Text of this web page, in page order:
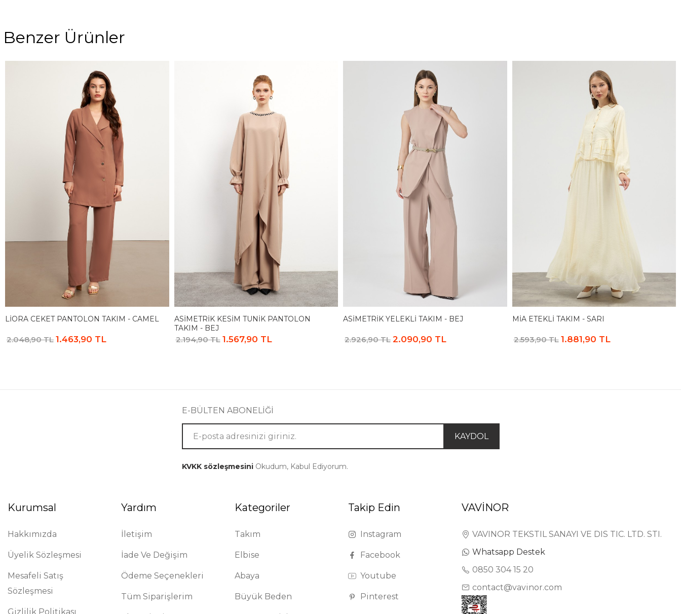
Benzer Ürünler
LIORA CEKET PANTOLON TAKIM - CAMEL
2.048,90 TL 1.463,90 TL
ASIMETRIK KESIM TUNIK PANTOLON
TAKIM - BEJ
2.194,90 TL 1.567,90 TL
ASIMETRIK YELEKLI TAKIM - BEJ
2.926,90 TL 2.090,90 TL
MIA ETEKLI TAKIM - SARI
2.593,90 TL 1.881,90 TL
E-BÜLTEN ABONELİĞİ
KAYDOL
KVKK sözleşmesiniOkudum, Kabul Ediyorum.
Kurumsal
Hakkımızda
Üyelik Sözleşmesi
Mesafeli Satış
Sözleşmesi
Gizlilik Politikası
Yardım
İletişim
İade Ve Değişim
Ödeme Seçenekleri
Tüm Siparişlerim
Kategoriler
Takım
Elbise
Abaya
Büyük Beden
Takip Edin
Instagram
Facebook
Youtube
Pinterest
VAVİNOR
VAVINOR TEKSTIL SANAYI VE DIS TIC. LTD. STI.
Whatsapp Destek
0850 304 15 20
contact@vavinor.com